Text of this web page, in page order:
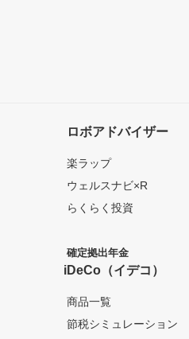
ロボアドバイザー
楽ラップ
ウェルスナビ×R
らくらく投資
確定拠出年金
iDeCo（イデコ）
商品一覧
節税シミュレーション